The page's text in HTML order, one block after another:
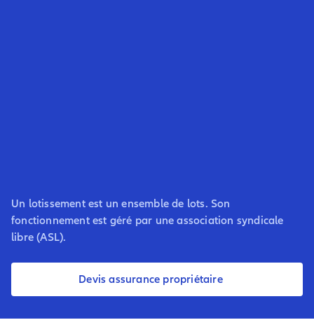
Un lotissement est un ensemble de lots. Son
fonctionnement est géré par une association syndicale
libre (ASL).
Devis assurance propriétaire